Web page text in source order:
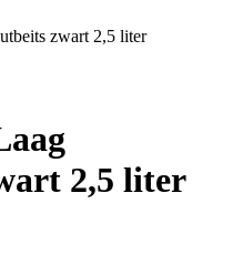
zwart 2,5 liter
2,5 liter